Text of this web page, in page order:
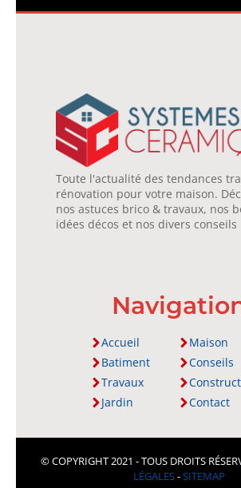
Toute l'actualité des tendances
rénovation pour votre maison.
nos astuces brico & travaux, nos
idées décos et nos divers conseils
Accueil
Batiment
Travaux
Jardin
Maison
Conseils
Contact
© COPYRIGHT 2021 - TOUS DROITS
LÉGALES-SITEMAP